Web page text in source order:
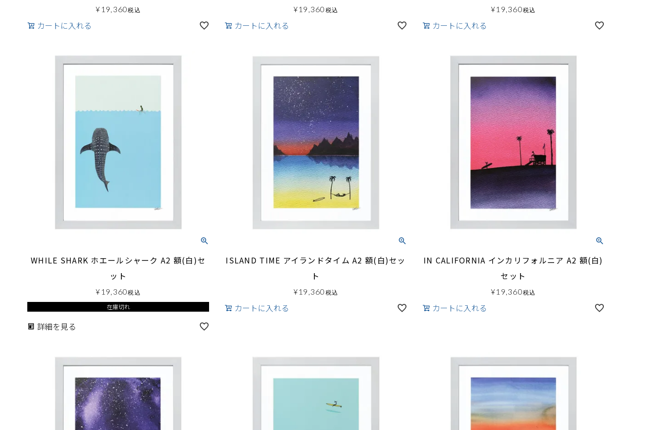
¥ 19,360税込
カートに入れる
¥19,360 税込
カートに入れる
¥19,360税込
カートに入れる
WHILE SHARK ホエールシャーク A2 額(白)セ
ット
¥ 19,360税込
在庫切れ
詳細を見る
ISLAND TIME アイランドタイム A2 額(白)セッ
ト
¥19,360 税込
カートに入れる
IN CALIFORNIA インカリフォルニア A2 額(白)
セット
¥19,360税込
カートに入れる